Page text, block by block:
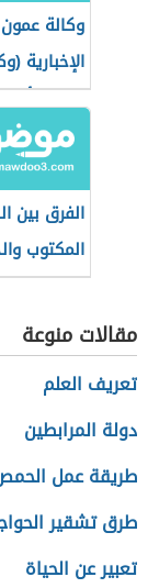
وكالة عمون
الإخبارية
إخبارية
خاصة)
الفرق بين
المكتوب
غير المكتوب
مقالات منوعة
تعريف العلم
دولة المرابطين
طريقة عمل
طرق تشقير
تعبير عن الحياة